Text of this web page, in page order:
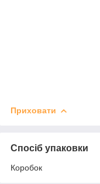
Приховати
Спосіб упаковки
Коробок